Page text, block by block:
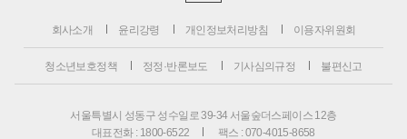
회사소개 윤리강령 개인정보처리방침 이용자위원회
청소년보호정책 정정·반론보도 기사심의규정 불편신고
서울특별시 성동구 성수일로 39-34 서울숲더스페이스 12층
대표전화 : 1800-6522
팩스 : 070-4015-8658